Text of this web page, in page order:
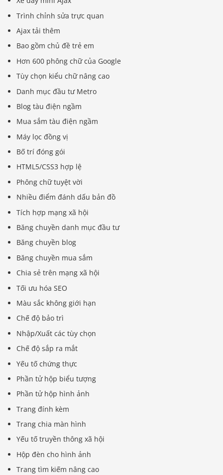
Trình chỉnh sửa trực quan
Ajax tải thêm
Bao gồm chủ đề trẻ em
Hơn 600 phông chữ của Google
Tùy chọn kiểu chữ nâng cao
Danh mục đầu tư Metro
Blog tàu điện ngầm
Mua sắm tàu ​​điện ngầm
Máy lọc đồng vị
Bố trí đóng gói
HTML5/CSS3 hợp lệ
Phông chữ tuyệt vời
Nhiều điểm đánh dấu bản đồ
Tích hợp mạng xã hội
Băng chuyền danh mục đầu tư
Băng chuyền blog
Băng chuyền mua sắm
Chia sẻ trên mạng xã hội
Tối ưu hóa SEO
Màu sắc không giới hạn
Chế độ bảo trì
Nhập/Xuất các tùy chọn
Chế độ sắp ra mắt
Yếu tố chứng thực
Phần tử hộp biểu tượng
Phần tử hộp hình ảnh
Trang đính kèm
Trang chia màn hình
Yếu tố truyền thông xã hội
Hộp đèn cho hình ảnh
Trang tìm kiếm nâng cao